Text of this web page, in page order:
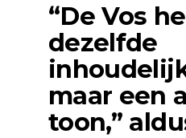
“De Vos
dezelfde
maar een
toon,”